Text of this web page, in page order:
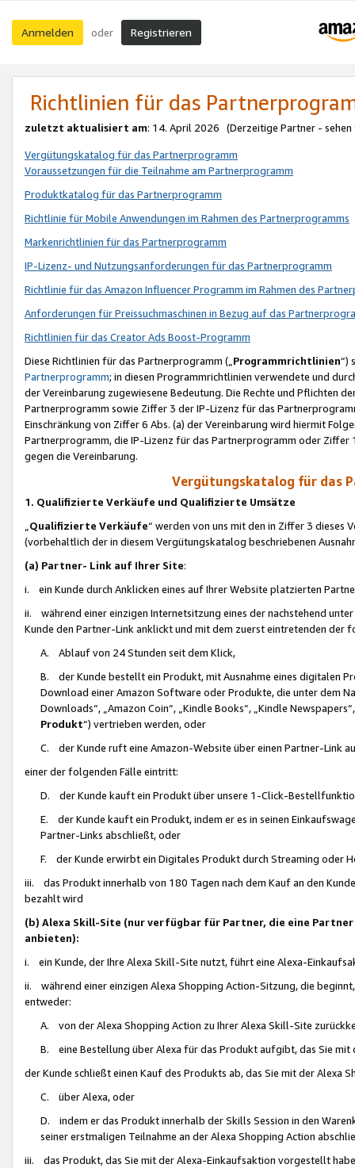
Anmelden oder Registrieren
Richtlinien für das
zuletzt aktualisiert am: 14. April 2026 (Derzeitige Partner - sehen
Vergütungskatalog für das Partnerprogramm
Voraussetzungen für die Teilnahme am Partnerprogramm
Produktkatalog für das Partnerprogramm
Richtlinie für Mobile Anwendungen im Rahmen des Partnerprogramms
Markenrichtlinien für das Partnerprogramm
IP-Lizenz- und Nutzungsanforderungen für das Partnerprogramm
Richtlinie für das Amazon Influencer Programm im Rahmen des
Anforderungen für Preissuchmaschinen in Bezug auf das
Richtlinien für das Creator Ads Boost-Programm
Diese Richtlinien für das Partnerprogramm („Programmrichtlinien“)
Partnerprogramm; in diesen Programmrichtlinien verwendete und
der Vereinbarung zugewiesene Bedeutung. Die Rechte und Pflichten
Partnerprogramm sowie Ziffer 3 der IP-Lizenz für das
Einschränkung von Ziffer 6 Abs. (a) der Vereinbarung wird hiermit
Partnerprogramm, die IP-Lizenz für das Partnerprogramm oder
gegen die Vereinbarung.
Vergütungskatalog für das
1. Qualifizierte Verkäufe und Qualifizierte Umsätze
Qualifizierte Verkäufe“ werden von uns mit den in Ziffer 3
(vorbehaltlich der in diesem Vergütungskatalog beschriebenen
(a) Partner- Link auf Ihrer Site:
i. ein Kunde durch Anklicken eines auf Ihrer Website platzierten
ii. während einer einzigen Internetsitzung eines der nachstehend
Kunde den Partner-Link anklickt und mit dem zuerst eintretenden der
A. Ablauf von 24 Stunden seit dem Klick,
B. der Kunde bestellt ein Produkt, mit Ausnahme eines digitalen
Download einer Amazon Software oder Produkte, die unter dem
Downloads“, „Amazon Coin“, „Kindle Books“, „Kindle
Produkt“) vertrieben werden, oder
C. der Kunde ruft eine Amazon-Website über einen Partner-Link
einer der folgenden Fälle eintritt:
D. der Kunde kauft ein Produkt über unsere 1-Click-
E. der Kunde kauft ein Produkt, indem er es in seinen
Partner-Links abschließt, oder
F. der Kunde erwirbt ein Digitales Produkt durch Streaming oder
iii. das Produkt innerhalb von 180 Tagen nach dem Kauf an den
bezahlt wird
(b) Alexa Skill-Site (nur verfügbar für Partner, die eine
anbieten):
i. ein Kunde, der Ihre Alexa Skill-Site nutzt, führt eine Alexa-
ii. während einer einzigen Alexa Shopping Action-Sitzung, die
entweder:
A. von der Alexa Shopping Action zu Ihrer Alexa Skill-Site
B. eine Bestellung über Alexa für das Produkt aufgibt, das Sie mit
der Kunde schließt einen Kauf des Produkts ab, das Sie mit der Alexa
C. über Alexa, oder
D. indem er das Produkt innerhalb der Skills Session in den
seiner erstmaligen Teilnahme an der Alexa Shopping Action
iii. das Produkt, das Sie mit der Alexa-Einkaufsaktion vorgestellt